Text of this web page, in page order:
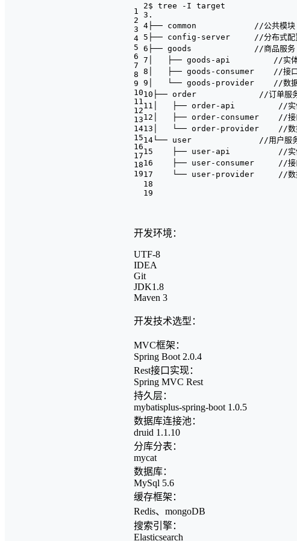
1
2
3
4
5
6
7
8
9
10
11
12
13
14
15
16
17
18
19
2$ tree -I target
3.
4├── common //公共模块
5├── config-server //分布式配
6├── goods //商品服务
7│ ├── goods-api //实体类和
8│ ├── goods-consumer //接口
9│ └── goods-provider //数据
10├── order //订单服
11│ ├── order-api //实体类
12│ ├── order-consumer //接
13│ └── order-provider //数
14└── user //用户服
15 ├── user-api //实体类和
16 ├── user-consumer //接口
17 └── user-provider //数据
18
19
开发环境：
UTF-8
IDEA
Git
JDK1.8
Maven 3
开发技术选型：
MVC框架：
Spring Boot 2.0.4
Rest接口实现：
Spring MVC Rest
持久层：
mybatisplus-spring-boot 1.0.5
数据库连接池：
druid 1.1.10
分库分表：
mycat
数据库：
MySql 5.6
缓存框架：
Redis、mongoDB
搜索引擎：
Elasticsearch